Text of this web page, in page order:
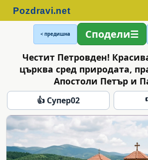
< предишна Сподели
Честит Петровден!
църква сред природата,
Апостоли Петър и
👍 Супер02